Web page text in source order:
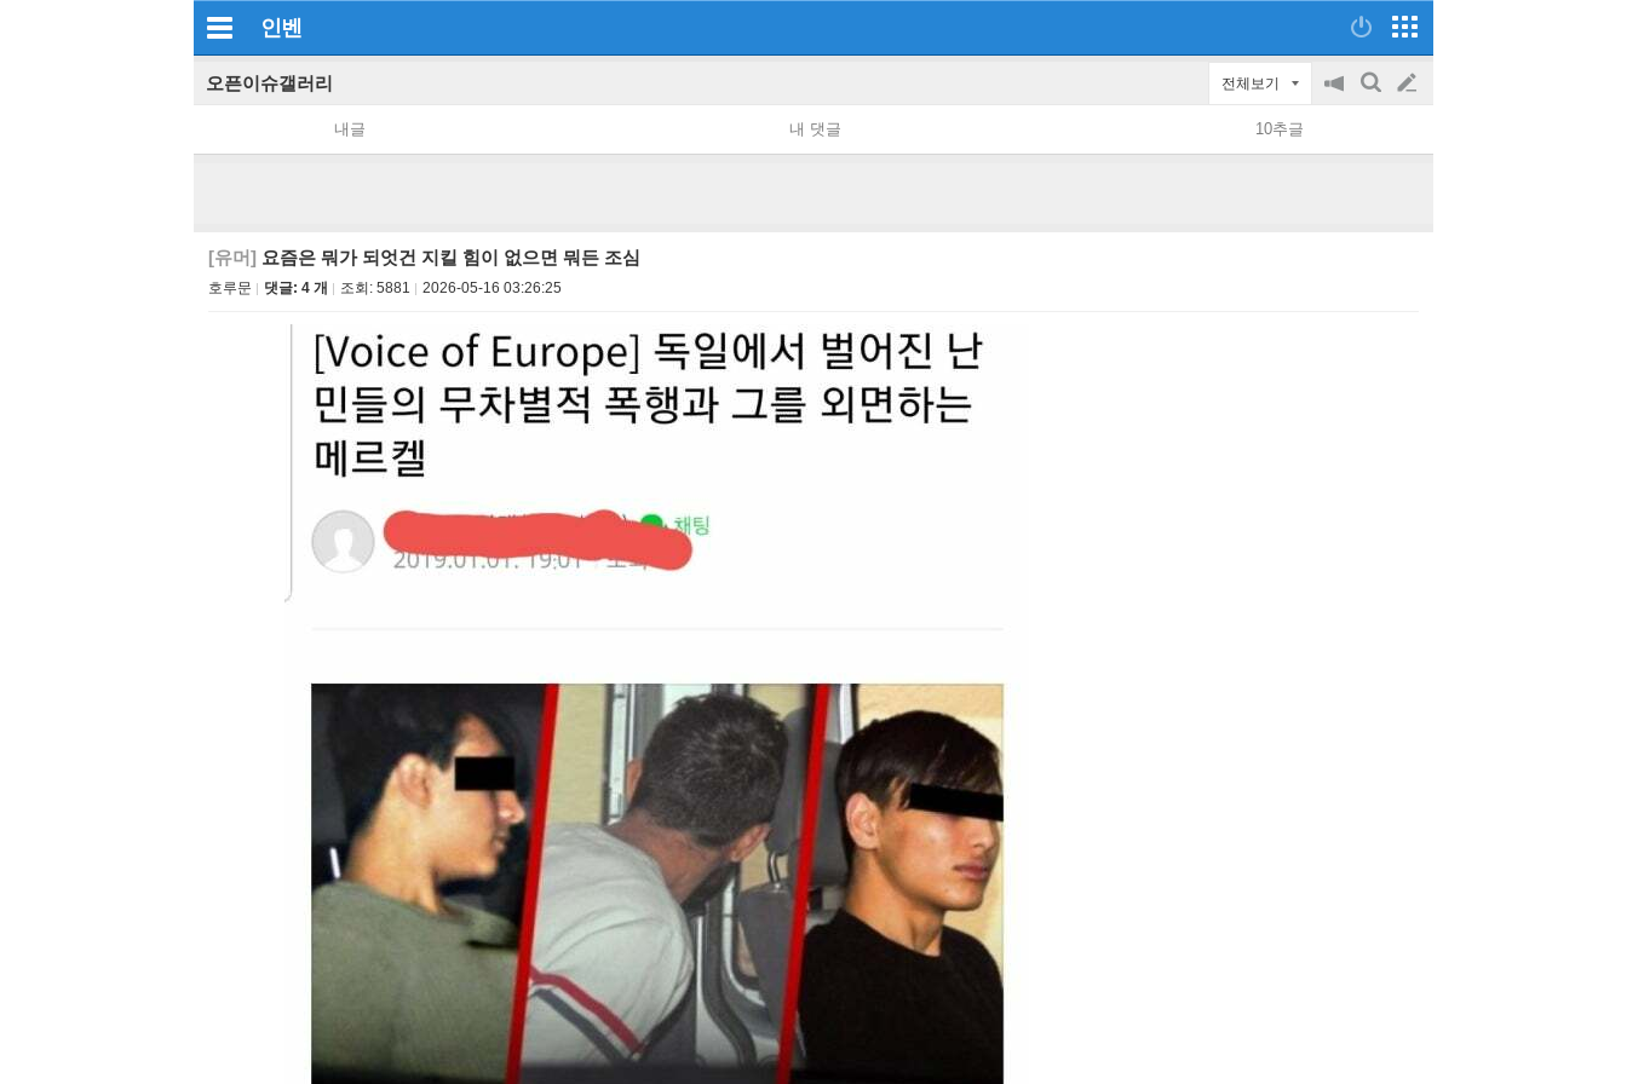
인벤
오픈이슈갤러리 전체보기
공
on/off
검
글
쓰
내글 내 댓글 10추글
[유머] 요즘은 뭐가 되엇건 지킬 힘이 없으면 뭐든 조심
호루문 댓글: 4 개 조회: 5881 2026-05-16 03:26:25